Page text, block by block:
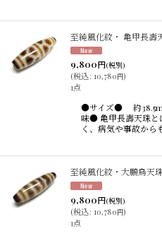
至純風化紋・ 亀甲長壽
9,800円(税別)
(税込: 10,780円)
1点
●サイズ● 約
味● 亀甲長壽天珠と
く、病気や事故から
至純風化紋・大鵬鳥天
9,800円(税別)
(税込: 10,780円)
1点